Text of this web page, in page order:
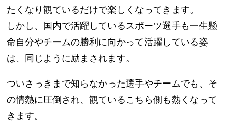
たくなり観ているだけで楽しくなってきます。
しかし、国内で活躍しているスポーツ選手も一生懸
命自分やチームの勝利に向かって活躍している姿
は、同じように励まされます。
ついさっきまで知らなかった選手やチームでも、そ
の情熱に圧倒され、観ているこちら側も熱くなって
きます。